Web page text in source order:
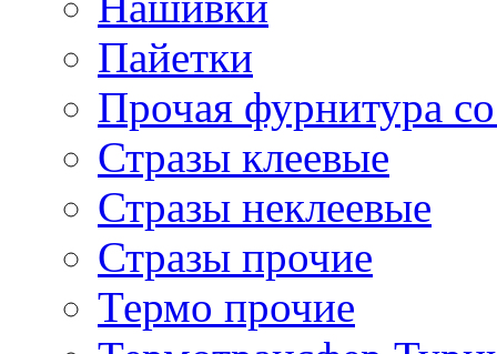
Пайетки
Прочая фурнитура
Стразы клеевые
Стразы неклеевые
Стразы прочие
Термо прочие